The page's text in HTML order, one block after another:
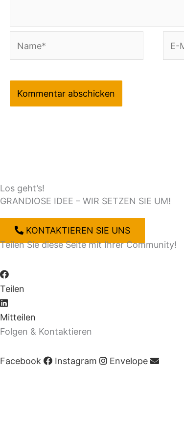
Mail-
Los geht’s!
GRANDIOSE IDEE – WIR SETZEN SIE UM!
KONTAKTIEREN SIE UNS
Teilen Sie diese Seite mit Ihrer Community!
Teilen
Mitteilen
Folgen & Kontaktieren
Facebook Instagram
Envelope